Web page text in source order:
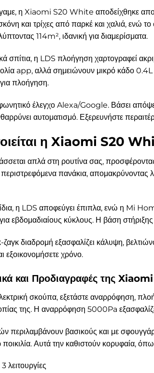
η Xiaomi S20 White αποδείχθηκε
και τρίχες από παρκέ και χαλιά,
114m², ιδανική για διαμερίσματα.
σπίτια, η LDS πλοήγηση χαρτογραφεί
app, αλλά σημειώνουν μικρό κάδο 0.4L
πλοήγηση.
έλεγχο Alexa/Google. Βάσει
αυτοματισμό. Εξερευνήστε
η Xiaomi S20
απλά στη ρουτίνα σας,
πανάκια, απομακρύνοντας
η LDS αποφεύγει έπιπλα, ενώ η Mi
εβδομαδιαίους κύκλους. Η βάση στήριξης
ζαγκ διαδρομή εξασφαλίζει κάλυψη,
εξοικονομήσετε χρόνο.
και Προδιαγραφές της
σκούπα, εξετάστε αναρρόφηση,
της. Η αναρρόφηση 5000Pa
περιλαμβάνουν βασικούς και με
Αυτά την καθιστούν κορυφαία,